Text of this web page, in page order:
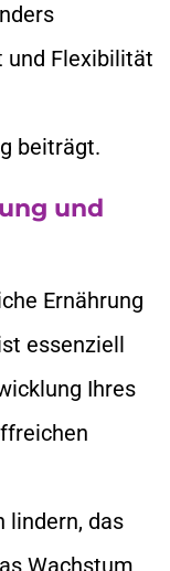
und Flexibilität
beiträgt.
und
Ernährung
essenziell
Ihres
lindern, das
Wachstum